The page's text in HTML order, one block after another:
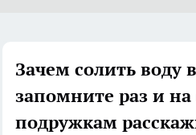
Зачем солить воду
запомните раз и
подружкам